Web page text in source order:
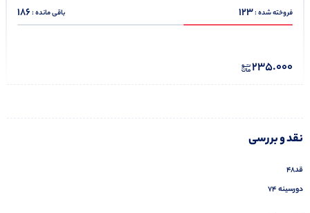
فروخته شده :123 باقی مانده :186
235.000
نقد و بررسی
قد۴۸
دورسینه ۷۴